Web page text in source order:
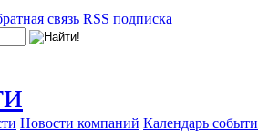
связь RSS подписка
Новости компаний Календарь